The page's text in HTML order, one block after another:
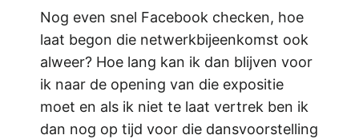
Nog even snel Facebook checken, hoe
laat begon die netwerkbijeenkomst ook
alweer? Hoe lang kan ik dan blijven voor
ik naar de opening van die expositie
moet en als ik niet te laat vertrek ben ik
dan nog op tijd voor die dansvoorstelling